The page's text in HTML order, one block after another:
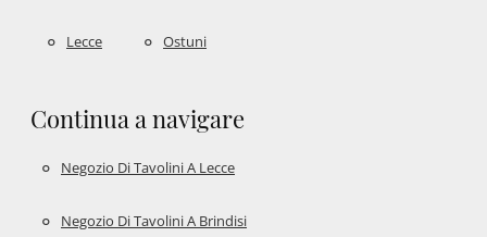
Lecce Ostuni
Continua a navigare
Negozio Di Tavolini A Lecce
Negozio Di Tavolini A Brindisi